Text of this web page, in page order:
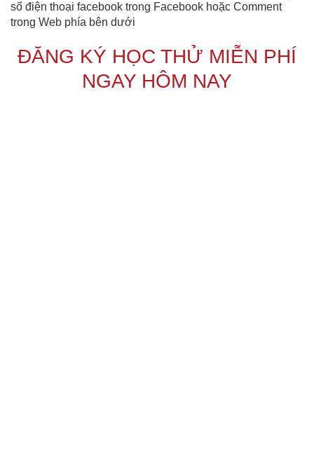
số điện thoại facebook trong Facebook hoặc Comment
trong Web phía bên dưới
ĐĂNG KÝ HỌC THỬ MIỄN PHÍ
NGAY HÔM NAY